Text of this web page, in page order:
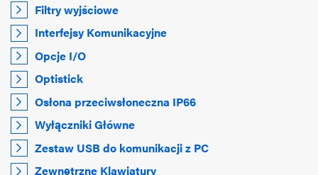
Filtry wyjściowe
Interfejsy Komunikacyjne
Opcje I/O
Optistick
Osłona przeciwsłoneczna IP66
Wyłączniki Główne
Zestaw USB do komunikacji z PC
Zewnętrzne Klawiatury